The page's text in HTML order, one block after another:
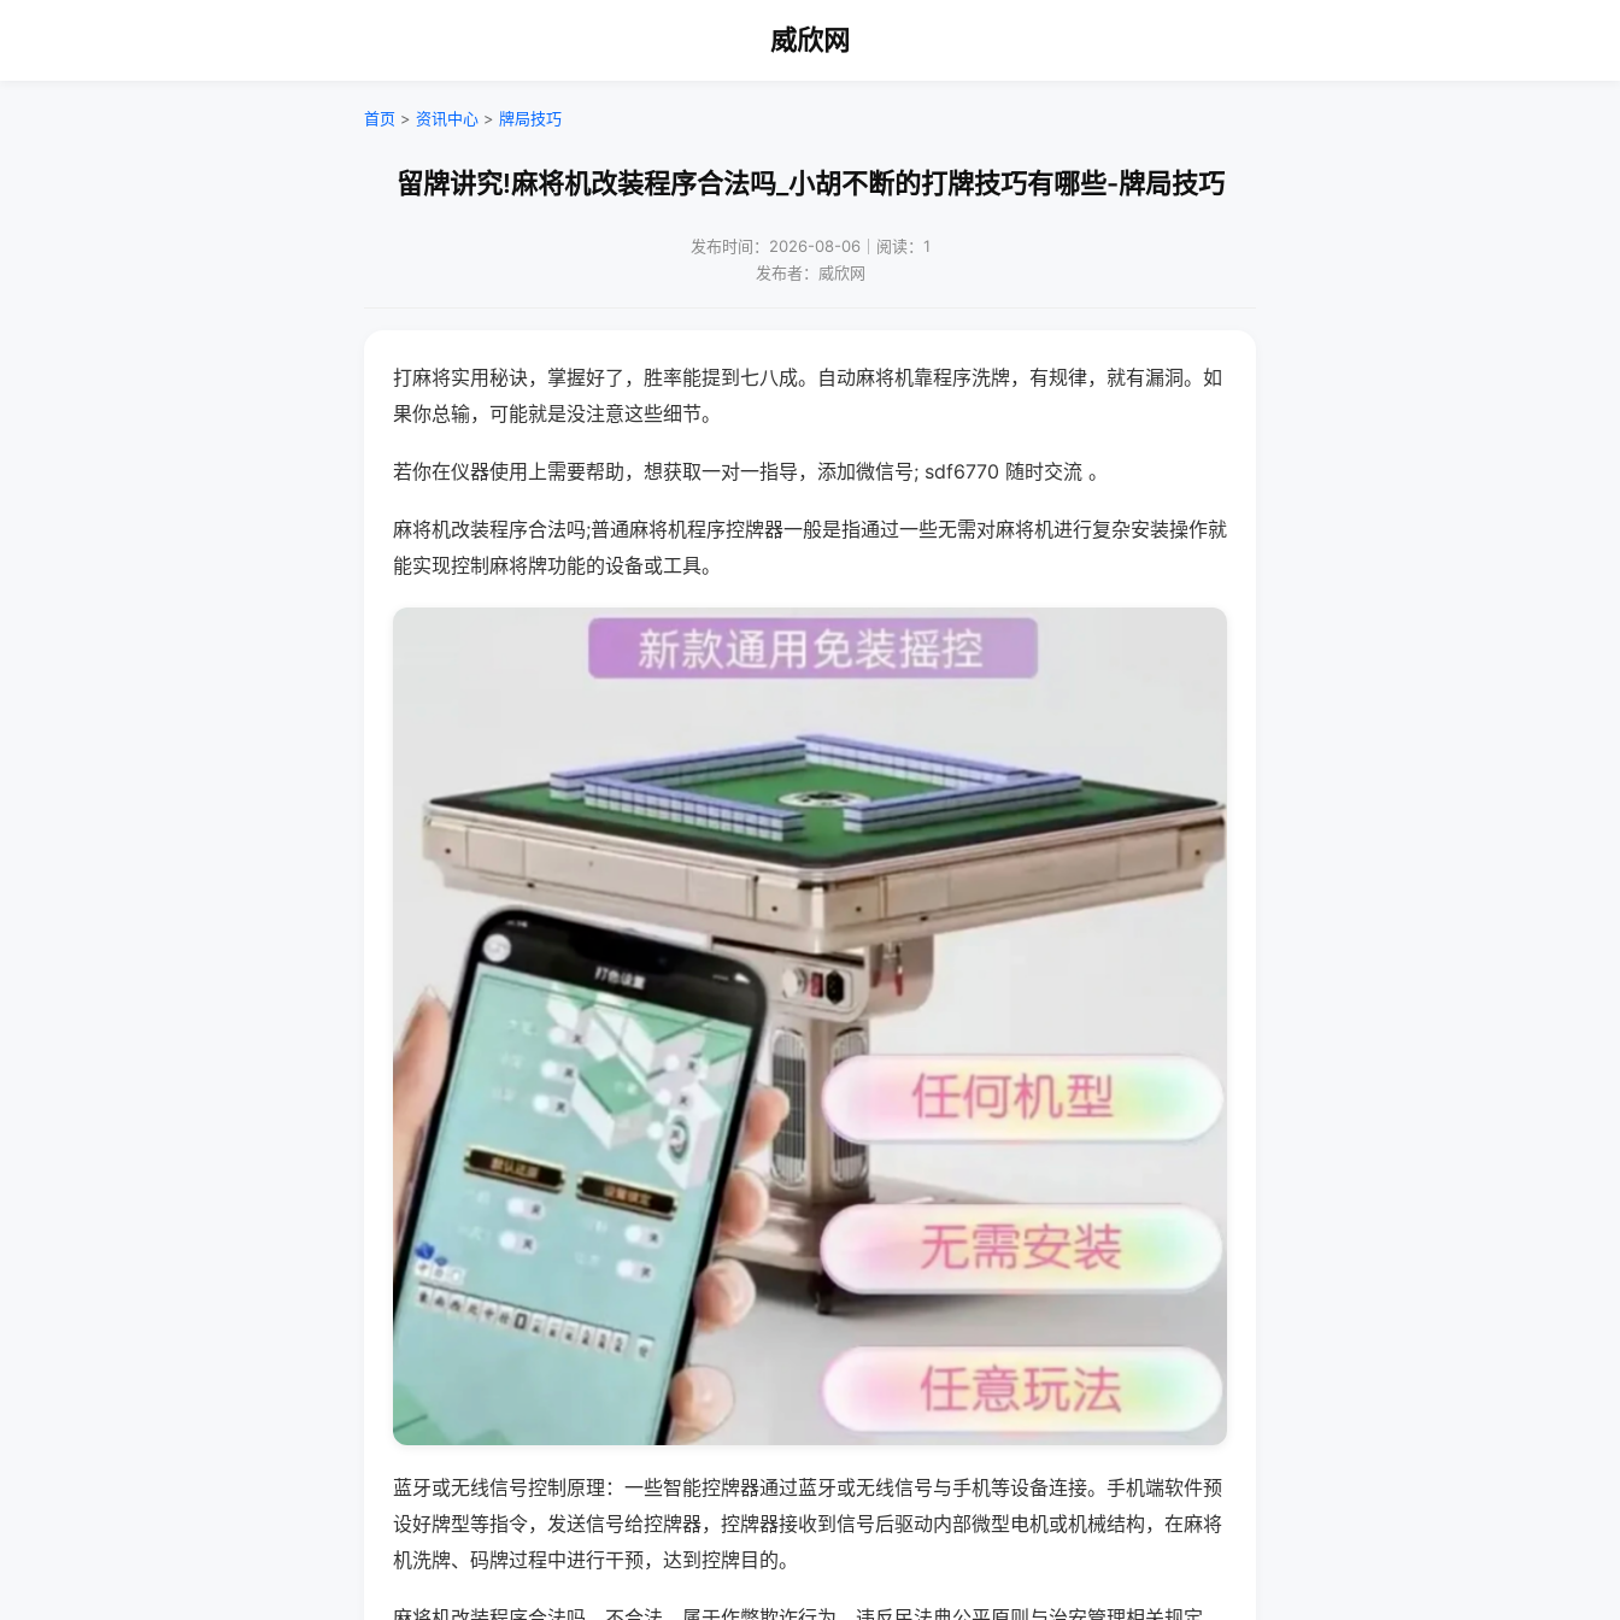
威欣网
首页 > 资讯中心 > 牌局技巧
留牌讲究!麻将机改装程序合法吗_小胡不断的打牌技巧有哪些-牌局技巧
发布时间：2026-08-06｜阅读：1
发布者：威欣网
打麻将实用秘诀，掌握好了，胜率能提到七八成。自动麻将机靠程序洗牌，有规律，就有漏洞。如
果你总输，可能就是没注意这些细节。
若你在仪器使用上需要帮助，想获取一对一指导，添加微信号; sdf6770 随时交流 。
麻将机改装程序合法吗;普通麻将机程序控牌器一般是指通过一些无需对麻将机进行复杂安装操作就
能实现控制麻将牌功能的设备或工具。
蓝牙或无线信号控制原理：一些智能控牌器通过蓝牙或无线信号与手机等设备连接。手机端软件预
设好牌型等指令，发送信号给控牌器，控牌器接收到信号后驱动内部微型电机或机械结构，在麻将
机洗牌、码牌过程中进行干预，达到控牌目的。